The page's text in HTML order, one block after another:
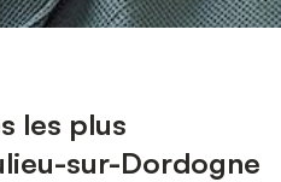
les plus
sur-Dordogne